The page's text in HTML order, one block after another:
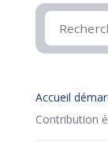
Accueil
Contribution